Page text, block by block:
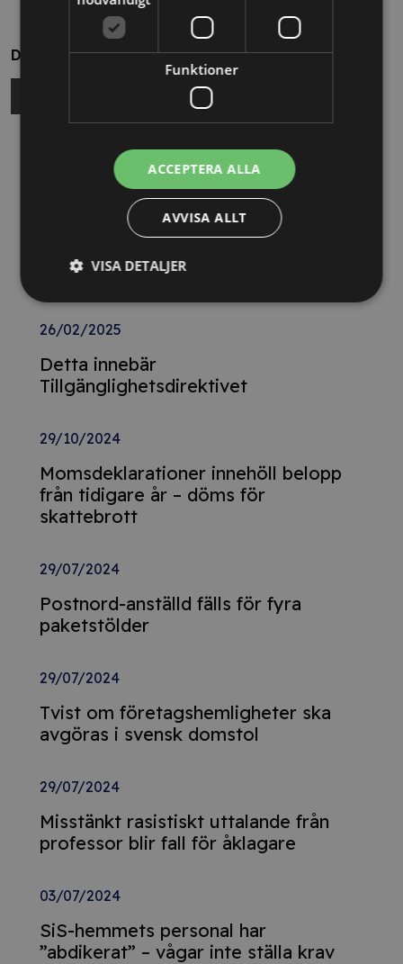
Dela
Relaterade nyheter
Nya Världsbanksregler öppnar för
svenska företag – lär dig vinna
upphandlingar med våra nya kurser
26/02/2025
Detta innebär
Tillgänglighetsdirektivet
29/10/2024
Momsdeklarationer innehöll belopp
från tidigare år – döms för
skattebrott
29/07/2024
Postnord-anställd fälls för fyra
paketstölder
29/07/2024
Tvist om företagshemligheter ska
avgöras i svensk domstol
29/07/2024
Misstänkt rasistiskt uttalande från
professor blir fall för åklagare
03/07/2024
SiS-hemmets personal har
”abdikerat” – vågar inte ställa krav
Funktioner
ACCEPTERA ALLA
AVVISA ALLT
VISA DETALJER